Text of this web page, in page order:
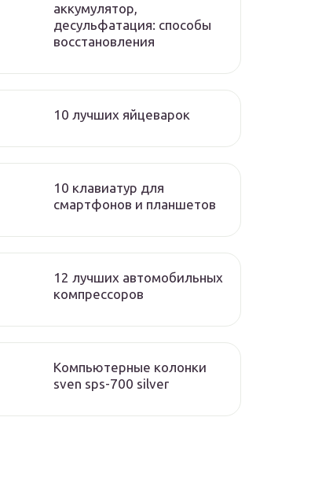
аккумулятор,
десульфатация: способы
восстановления
10 лучших яйцеварок
10 клавиатур для
смартфонов и планшетов
12 лучших автомобильных
компрессоров
Компьютерные колонки
sven sps-700 silver